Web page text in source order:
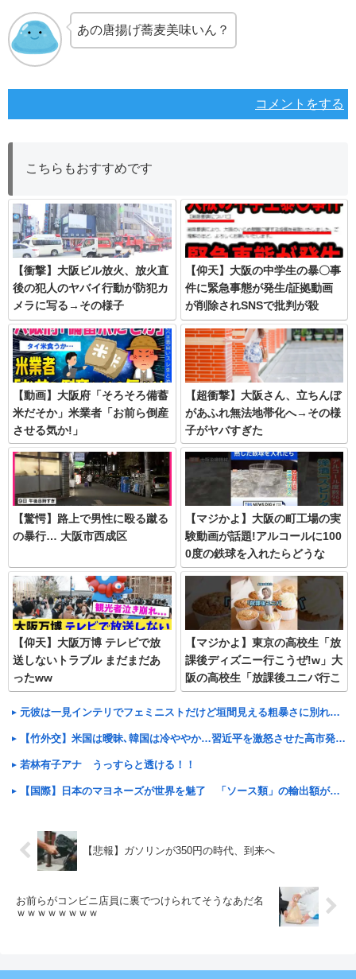
あの唐揚げ蕎麦美味いん？
コメントをする
こちらもおすすめです
【衝撃】大阪ビル放火、放火直
後の犯人のヤバイ行動が防犯カ
メラに写る→その様子
【仰天】大阪の中学生の暴〇事
件に緊急事態が発生/証拠動画
が削除されSNSで批判が殺
到…/加害者の父親も特定され
大問題に…
【動画】大阪府「そろそろ備蓄
米だそか」米業者「お前ら倒産
させる気か!」
【超衝撃】大阪さん、立ちんぼ
があふれ無法地帯化へ→その様
子がヤバすぎた
【驚愕】路上で男性に殴る蹴る
の暴行… 大阪市西成区
【マジかよ】大阪の町工場の実
験動画が話題!アルコールに100
0度の鉄球を入れたらどうな
る!?
【仰天】大阪万博 テレビで放
送しないトラブル まだまだあ
ったww
【マジかよ】東京の高校生「放
課後ディズニー行こうぜ!w」大
阪の高校生「放課後ユニバ行こ
うぜ!w」
元彼は一見インテリでフェミニストだけど垣間見える粗暴さに別れを決めた。その後別の人と結婚したが色々行き詰まってる時にメールがきた
【竹外交】米国は曖昧､韓国は冷ややか…習近平を激怒させた高市発言に｢無言の支持｣を示した国の大胆な手法
若林有子アナ うっすらと透ける！！
【国際】日本のマヨネーズが世界を魅了 「ソース類」の輸出額が過去最高を更新 人気の裏には卵黄のコク アメリカでは“日本風”が誕生
【悲報】ガソリンが350円の時代、到来へ
お前らがコンビニ店員に裏でつけられてそうなあだ名
ｗｗｗｗｗｗｗｗ